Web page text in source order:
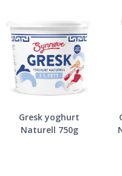
Gresk yoghurt
Naturell 750g